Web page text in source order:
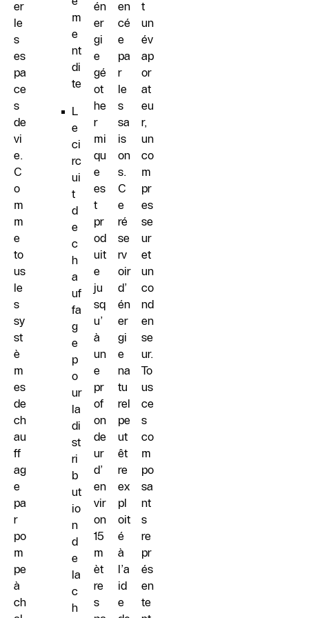
er
le
s
es
pa
ce
s
de
vi
e.
C
o
m
m
e
to
us
le
s
sy
st
è
m
es
de
ch
au
ff
ag
e
pa
r
po
m
pe
à
ch
m
e
nt
di
te
L
e
ci
rc
ui
t
d
e
c
h
a
uf
fa
g
e
p
o
ur
la
di
st
ri
b
ut
io
n
d
e
la
c
h
én
er
gi
e
gé
ot
he
r
mi
qu
e
es
t
pr
od
uit
e
ju
sq
u’
à
un
e
pr
of
on
de
ur
d’
en
vir
on
15
m
èt
re
s
en
cé
e
pa
r
le
s
sa
is
on
s.
C
e
ré
se
rv
oir
d’
én
er
gi
e
na
tu
rel
pe
ut
êt
re
ex
pl
oit
é
à
l’a
id
e
t
un
év
ap
or
at
eu
r,
un
co
m
pr
es
se
ur
et
un
co
nd
en
se
ur.
To
us
ce
s
co
m
po
sa
nt
s
re
pr
és
en
te